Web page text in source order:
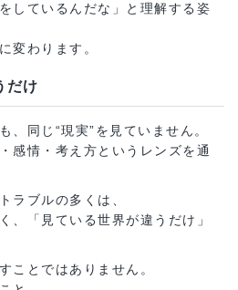
しているんだな」と理解する姿
変わります。
だけ
、同じ“現実”を見ていません。
感情・考え方というレンズを通
ラブルの多くは、
、「見ている世界が違うだけ」
ことではありません。